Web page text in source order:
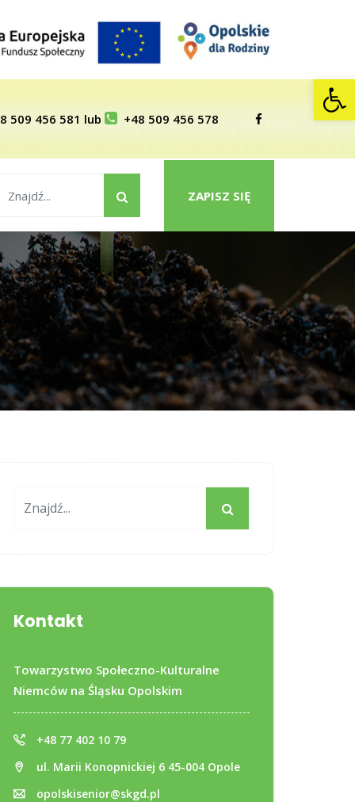
509 456 581 lub +48 509 456 578
ZAPISZ SIĘ
Kontakt
Towarzystwo Społeczno-Kulturalne
Niemców na Śląsku Opolskim
+48 77 402 10 79
ul. Marii Konopnickiej 6 45-004 Opole
opolskisenior@skgd.pl